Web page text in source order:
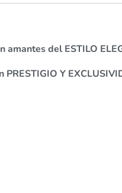
del ESTILO
Y